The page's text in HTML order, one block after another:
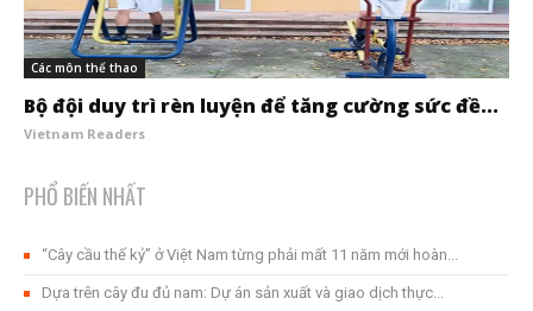
Các môn thể thao
Bộ đội duy trì rèn luyện để tăng cường sức đề...
Vietnam Readers
PHỔ BIẾN NHẤT
“Cây cầu thế kỷ” ở Việt Nam từng phải mất 11 năm mới hoàn...
Dựa trên cây đu đủ nam: Dự án sản xuất và giao dịch thực...